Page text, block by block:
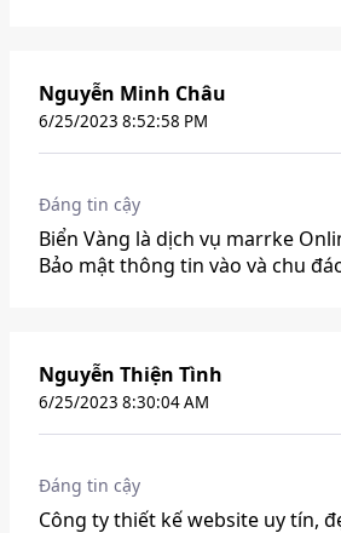
Nguyễn Minh Châu
6/25/2023 8:52:58 PM
Đáng tin cậy
Biển Vàng là dịch vụ marrke
Bảo mật thông tin vào và chu
Nguyễn Thiện Tình
6/25/2023 8:30:04 AM
Đáng tin cậy
Công ty thiết kế website uy tín,